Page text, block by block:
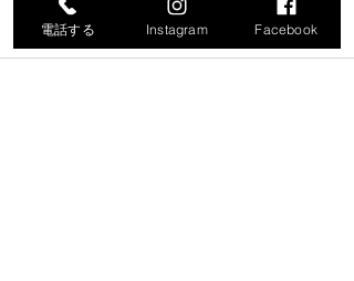
コメント
電話する Instagram Facebook